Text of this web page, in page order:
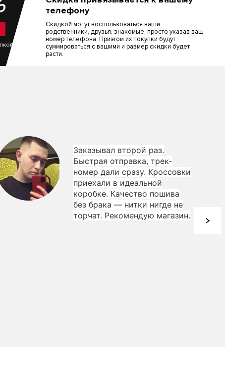
телефону
Скидкой могут воспользоваться ваши
родственники, друзья, знакомые, просто указав ваш
номер телефона. Приэтом их покупки будут
суммироваться с вашими и размер скидки будет
расти.
Заказывал второй раз.
Быстрая отправка, трек-
номер дали сразу. Кроссовки
приехали в идеальной
коробке. Качество пошива
без брака — нитки нигде не
торчат. Рекомендую магазин.